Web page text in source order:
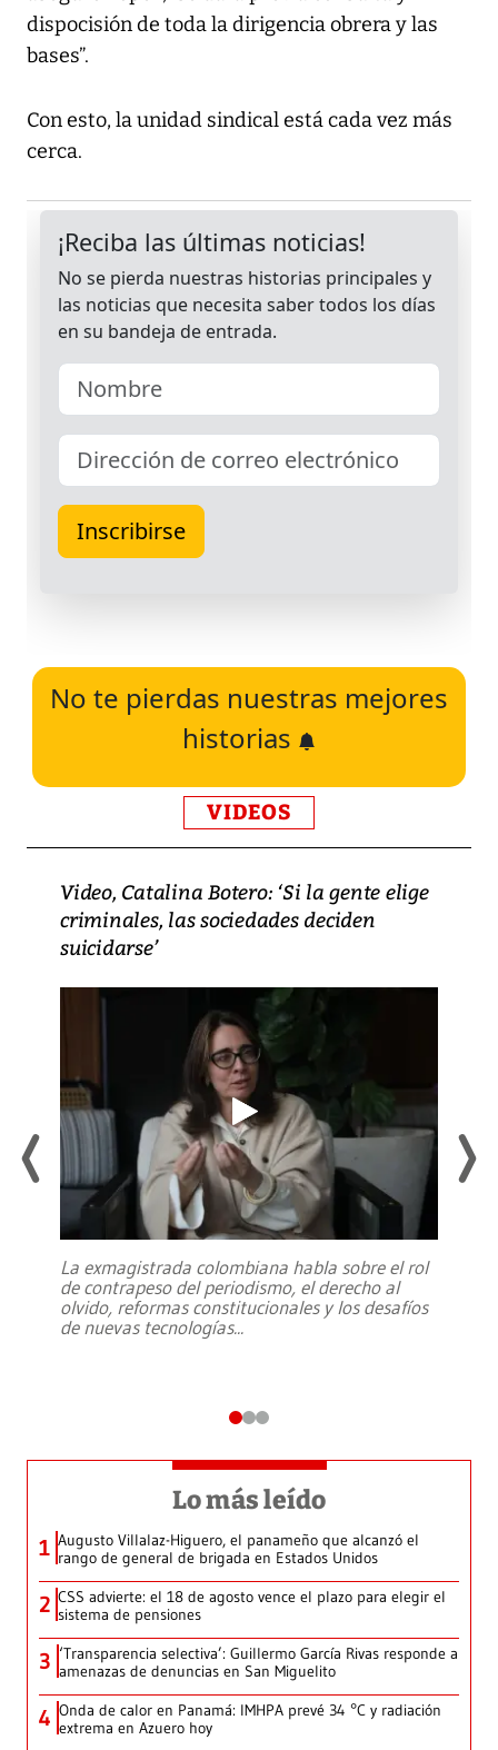
dispocisión de toda la dirigencia obrera y las
bases”.
Con esto, la unidad sindical está cada vez más
cerca.
No te pierdas nuestras mejores
historias
VIDEOS
Video, Catalina Botero: ‘Si la gente elige
criminales, las sociedades deciden
suicidarse’
La exmagistrada colombiana habla sobre el rol
de contrapeso del periodismo, el derecho al
olvido, reformas constitucionales y los desafíos
de nuevas tecnologías...
Lo más leído
1 Augusto Villalaz-Higuero, el panameño que alcanzó el
rango de general de brigada en Estados Unidos
2 CSS advierte: el 18 de agosto vence el plazo para elegir el
sistema de pensiones
3 ‘Transparencia selectiva’: Guillermo García Rivas responde a
amenazas de denuncias en San Miguelito
4 Onda de calor en Panamá: IMHPA prevé 34 °C y radiación
extrema en Azuero hoy